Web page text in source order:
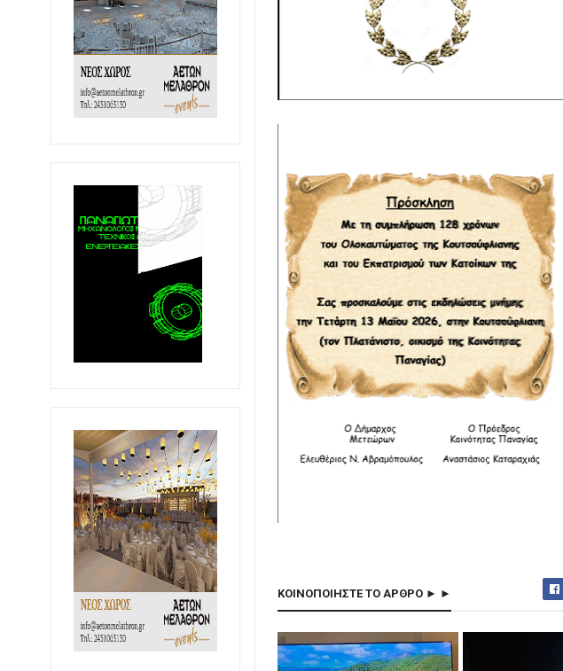
ΚΟΙΝΟΠΟΙΗΣΤΕ ΤΟ ΑΡΘΡΟ ► ►